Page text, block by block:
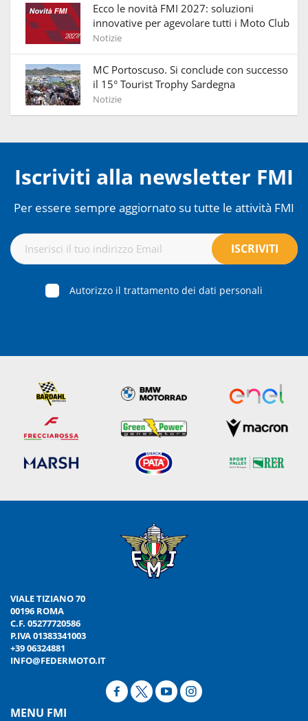
Ecco le novità FMI 2027: soluzioni
innovative per agevolare tutti i Moto Club
Notizie
MC Portoscuso. Si conclude con successo
il 15° Tourist Trophy Sardegna
Notizie
Iscriviti alla newsletter FMI
Per essere sempre aggiornato su tutte le attività FMI
Autorizzo il trattamento dei dati personali
VIALE TIZIANO 70
00196 ROMA
C.F. 05277720586
P.IVA 01383341003
+39 06324881
INFO@FEDERMOTO.IT
MENU FMI